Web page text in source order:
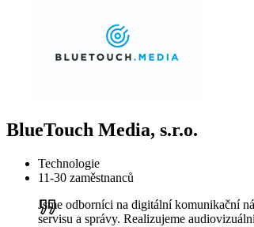
BlueTouch Media, s.r.o.
Technologie
11-30 zaměstnanců
Jsme odborníci na digitální komunikační
servisu a správy. Realizujeme